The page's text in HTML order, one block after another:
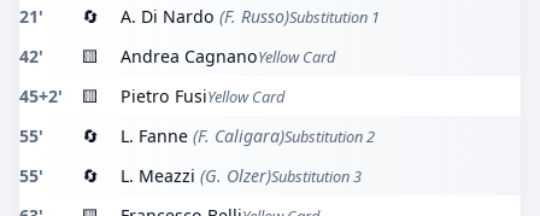
21' 🔄 A. Di Nardo (F. Russo)Substitution 1
42' 🟨 Andrea CagnanoYellow Card
45+2' 🟨 Pietro FusiYellow Card
55' 🔄 L. Fanne (F. Caligara)Substitution 2
55' 🔄 L. Meazzi (G. Olzer)Substitution 3